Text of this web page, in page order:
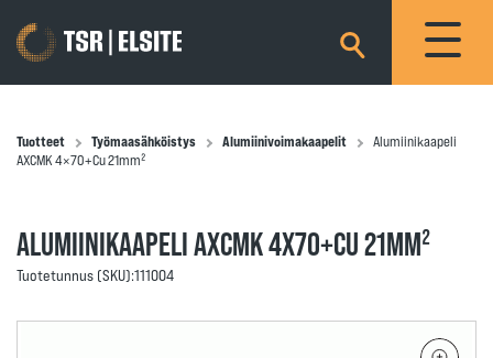
×
Tuotteet Työmaasähköistys Alumiinivoimakaapelit
Alumiinikaapeli
AXCMK 4×70+Cu 21mm²
ALUMIINIKAAPELI AXCMK 4X70+CU 21MM²
Tuotetunnus (SKU):111004